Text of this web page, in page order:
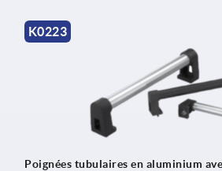
K0223
Poignées tubulaires en aluminium